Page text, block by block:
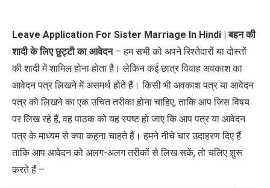
Leave Application For Sister Marriage In Hindi | बहन की
शादी के लिए छुट्टी का आवेदन– हम सभी को अपने रिश्तेदारों या दोस्तों
की शादी में शामिल होना होता है। लेकिन कई छात्र विवाह अवकाश का
आवेदन पत्र लिखने में असमर्थ होते हैं। किसी भी अवकाश पत्र या आवेदन
पत्र को लिखने का एक उचित तरीका होना चाहिए, ताकि आप जिस विषय
पर लिख रहे हैं, वह पाठक को यह स्पष्ट हो जाए कि आप पत्र या आवेदन
पत्र के माध्यम से क्या कहना चाहते हैं। हमने नीचे चार उदाहरण दिए हैं
ताकि आप आवेदन को अलग-अलग तरीकों से लिख सकें, तो चलिए शुरू
करते हैं –